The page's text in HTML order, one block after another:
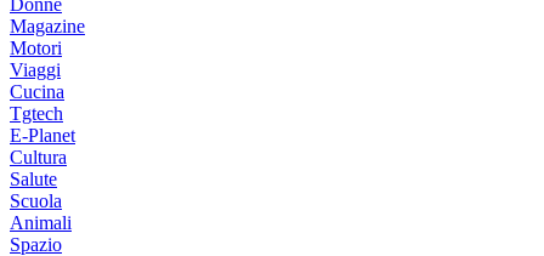
Magazine
Motori
Viaggi
Cucina
Tgtech
E-Planet
Cultura
Salute
Scuola
Animali
Spazio